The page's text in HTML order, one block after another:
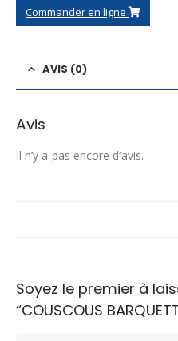
Commander en ligne
AVIS (0)
Avis
Il n’y a pas encore d’avis.
Soyez le premier à
“COUSCOUS